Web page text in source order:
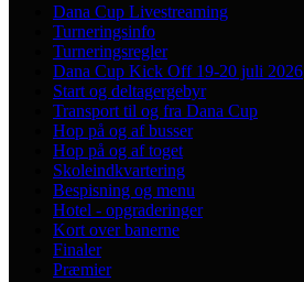
Dana Cup Livestreaming
Turneringsinfo
Turneringsregler
Dana Cup Kick Off 19-20 juli 2026
Start og deltagergebyr
Transport til og fra Dana Cup
Hop på og af busser
Hop på og af toget
Skoleindkvartering
Bespisning og menu
Hotel - opgraderinger
Kort over banerne
Finaler
Præmier